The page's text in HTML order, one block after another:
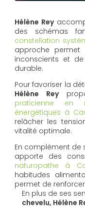
Hélène Rey
des schémas
constellation
approche permet
inconscients et
durable.
Pour favoriser la
Hélène Rey
praticienne en
énergétiques à
relâcher les
vitalité optimale.
En complément de
apporte des
naturopathe à
habitudes
permet de
En plus de ses
chevelu, Hélène